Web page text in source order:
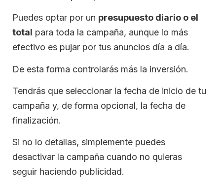
Puedes optar por un presupuesto diario o el
total para toda la campaña, aunque lo más
efectivo es pujar por tus anuncios día a día.
De esta forma controlarás más la inversión.
Tendrás que seleccionar la fecha de inicio de tu
campaña y, de forma opcional, la fecha de
finalización.
Si no lo detallas, simplemente puedes
desactivar la campaña cuando no quieras
seguir haciendo publicidad.